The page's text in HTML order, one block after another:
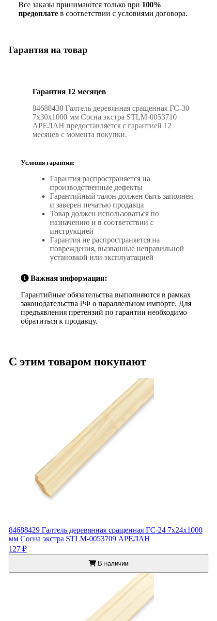
Все заказы принимаются только при 100%
предоплате в соответствии с условиями договора.
Гарантия на товар
Гарантия 12 месяцев
84688430 Галтель деревянная сращенная ГС-30
7х30х1000 мм Сосна экстра STLM-0053710
АРЕЛАН предоставляется с гарантией 12
месяцев с момента покупки.
Условия гарантии:
Гарантия распространяется на
производственные дефекты
Гарантийный талон должен быть заполнен
и заверен печатью продавца
Товар должен использоваться по
назначению и в соответствии с
инструкцией
Гарантия не распространяется на
повреждения, вызванные неправильной
установкой или эксплуатацией
Важная информация:
Гарантийные обязательства выполняются в рамках
законодательства РФ о параллельном импорте. Для
предъявления претензий по гарантии необходимо
обратиться к продавцу.
С этим товаром покупают
84688429 Галтель деревянная сращенная ГС-24 7х24х1000
мм Сосна экстра STLM-0053709 АРЕЛАН
127 ₽
В наличии